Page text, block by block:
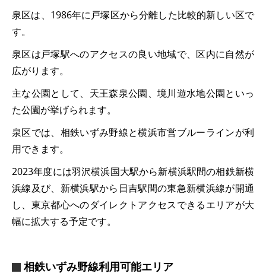
泉区は、1986年に戸塚区から分離した比較的新しい区で
す。
泉区は戸塚駅へのアクセスの良い地域で、区内に自然が
広がります。
主な公園として、天王森泉公園、境川遊水地公園といっ
た公園が挙げられます。
泉区では、相鉄いずみ野線と横浜市営ブルーラインが利
用できます。
2023年度には羽沢横浜国大駅から新横浜駅間の相鉄新横
浜線及び、新横浜駅から日吉駅間の東急新横浜線が開通
し、東京都心へのダイレクトアクセスできるエリアが大
幅に拡大する予定です。
相鉄いずみ野線利用可能エリア